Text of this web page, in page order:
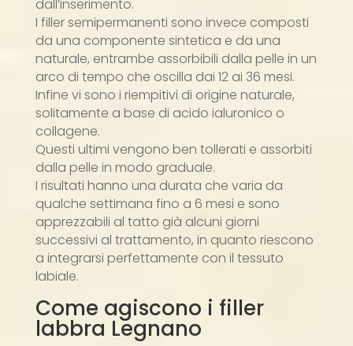
dall’inserimento.
I filler semipermanenti sono invece composti
da una componente sintetica e da una
naturale, entrambe assorbibili dalla pelle in un
arco di tempo che oscilla dai 12 ai 36 mesi.
Infine vi sono i riempitivi di origine naturale,
solitamente a base di acido ialuronico o
collagene.
Questi ultimi vengono ben tollerati e assorbiti
dalla pelle in modo graduale.
I risultati hanno una durata che varia da
qualche settimana fino a 6 mesi e sono
apprezzabili al tatto già alcuni giorni
successivi al trattamento, in quanto riescono
a integrarsi perfettamente con il tessuto
labiale.
Come agiscono i filler
labbra Legnano